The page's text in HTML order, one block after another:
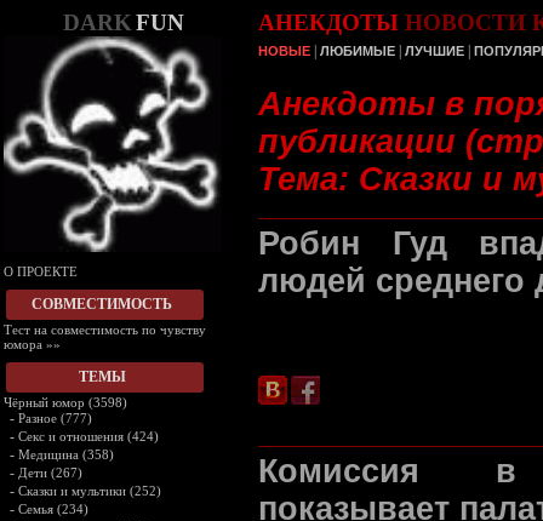
DARKFUN
О ПРОЕКТЕ
СОВМЕСТИМОСТЬ
Тест на совместимость по чувству
юмора »»
ТЕМЫ
Чёрный юмор (3598)
- Разное (777)
- Секс и отношения (424)
- Медицина (358)
- Дети (267)
- Сказки и мультики (252)
- Семья (234)
АНЕКДОТЫ НОВОСТИ
НОВЫЕ ЛЮБИМЫЕ ЛУЧШИЕ
Анекдоты в
публикации
Тема: Сказки и
Робин Гуд
людей среднего
Комиссия в
показывает